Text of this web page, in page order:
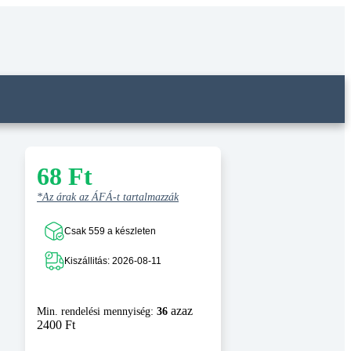
68 Ft
*Az árak az ÁFÁ-t tartalmazzák
Csak 559 a készleten
Kiszállitás: 2026-08-11
Min. rendelési mennyiség: 36 azaz
2400 Ft